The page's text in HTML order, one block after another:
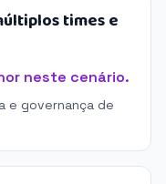
times e
neste cenário.
e governança de